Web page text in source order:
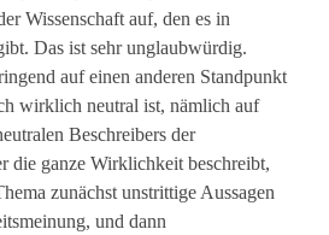
Wissenschaft auf, den es in
Das ist sehr unglaubwürdig.
auf einen anderen Standpunkt
wirklich neutral ist, nämlich auf
Beschreibers der
die ganze Wirklichkeit beschreibt,
zunächst unstrittige Aussagen
und dann